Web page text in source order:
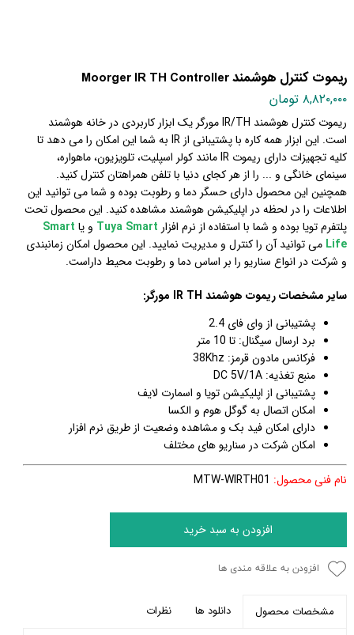
ریموت کنترل هوشمند Moorger IR TH Controller
۸,۸۲۰,۰۰۰ تومان
ریموت کنترل هوشمند IR/TH مورگر یک ابزار کاربردی در خانه هوشمند
است. این ابزار همه کاره با پشتیبانی از IR به شما این امکان را می دهد تا
کلیه تجهیزات دارای ریموت IR مانند کولر اسپلیت، تلویزیون، ماهواره،
سینمای خانگی و ... را از هر کجای دنیا با تلفن همراهتان کنترل کنید.
همچنین این محصول دارای حسگر دما و رطوبت بوده و شما می توانید این
اطلاعات را در لحظه در اپلیکیشن هوشمند مشاهده کنید. این محصول تحت
پلتفرم تویا بوده و شما با استفاده از نرم افزار Tuya Smart و یا Smart
Life می توانید آن را کنترل و مدیریت نمایید. این محصول امکان زمانبندی
و شرکت در انواع سناریو را بر اساس دما و رطوبت محیط داراست.
سایر مشخصات ریموت هوشمند IR TH مورگر:
پشتیبانی از وای فای 2.4
برد ارسال سیگنال: تا 10 متر
فرکانس مادون قرمز: 38Khz
منبع تغذیه: DC 5V/1A
پشتیبانی از اپلیکیشن تویا و اسمارت لایف
امکان اتصال به گوگل هوم و الکسا
دارای امکان فید بک و مشاهده وضعیت از طریق نرم افزار
امکان شرکت در سناریو های مختلف
نام فنی محصول:
افزودن به سبد خرید
افزودن به علاقه مندی ها
مشخصات محصول دانلود ها نظرات